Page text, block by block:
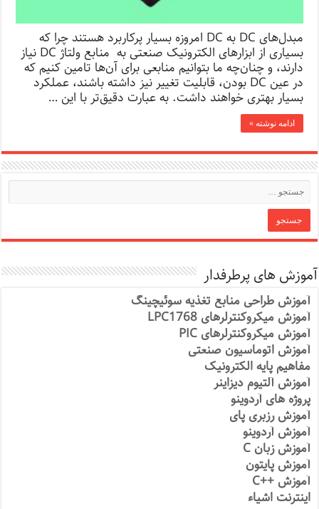
مبدل‌های DC به DC امروزه بسیار پرکاربرد هستند چرا که
بسیاری از ابزارهای الکترونیک صنعتی به منابع ولتاژ DC نیاز
دارند، و چنان‌چه ما بتوانیم منابعی برای آن‌ها تامین کنیم که
در عین DC بودن، قابلیت تغییر نیز داشته باشند، عملکرد
بسیار بهتری خواهند داشت. به عبارت دقیق‌تر با این …
ادامه نوشته »
آموزش های پرطرفدار
آموزش طراحی منابع تغذیه سوئیچینگ
آموزش میکروکنترلرهای LPC1768
آموزش میکروکنترلرهای PIC
آموزش اتوماسیون صنعتی
مفاهیم پایه الکترونیک
آموزش آلتیوم دیزاینر
پروژه های آردوینو
آموزش رزبری پای
آموزش آردوینو
آموزش زبان C
آموزش پایتون
آموزش ++C
اینترنت اشیاء